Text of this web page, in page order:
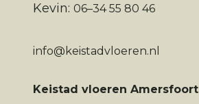
Kevin: 06–34 55 80 46
info@keistadvloeren.nl
Keistad vloeren Amersfoort